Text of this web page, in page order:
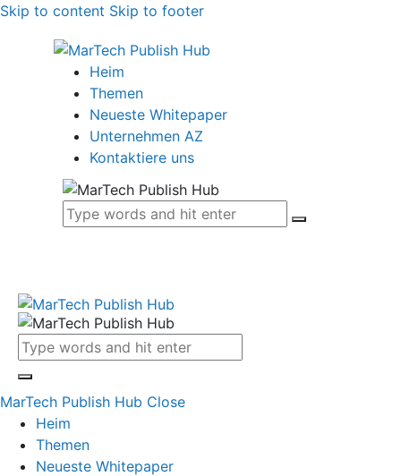
Skip to content Skip to footer
Heim
Themen
Neueste Whitepaper
Unternehmen AZ
Kontaktiere uns
MarTech Publish Hub Close
Heim
Themen
Neueste Whitepaper